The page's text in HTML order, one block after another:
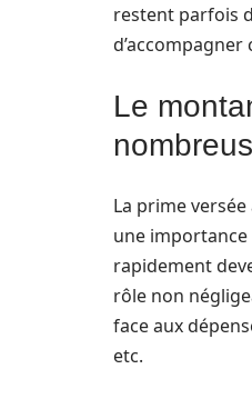
restent parfois
Le
La prime
une
rapidement
rôle non
face aux
etc.